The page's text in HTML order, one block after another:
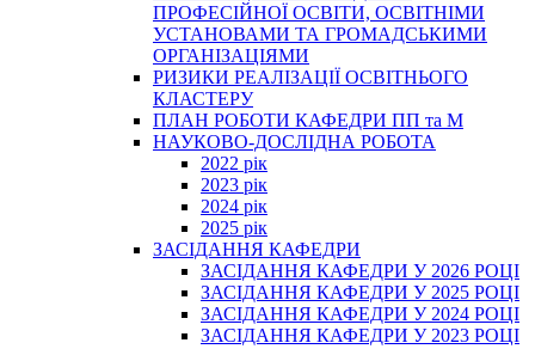
ПРОФЕСІЙНОЇ ОСВІТИ, ОСВІТНІМИ
УСТАНОВАМИ ТА ГРОМАДСЬКИМИ
ОРГАНІЗАЦІЯМИ
РИЗИКИ РЕАЛІЗАЦІЇ ОСВІТНЬОГО
КЛАСТЕРУ
ПЛАН РОБОТИ КАФЕДРИ ПП та М
НАУКОВО-ДОСЛІДНА РОБОТА
2022 рік
2023 рік
2024 рік
2025 рік
ЗАСІДАННЯ КАФЕДРИ
ЗАСІДАННЯ КАФЕДРИ У 2026 РОЦІ
ЗАСІДАННЯ КАФЕДРИ У 2025 РОЦІ
ЗАСІДАННЯ КАФЕДРИ У 2024 РОЦІ
ЗАСІДАННЯ КАФЕДРИ У 2023 РОЦІ